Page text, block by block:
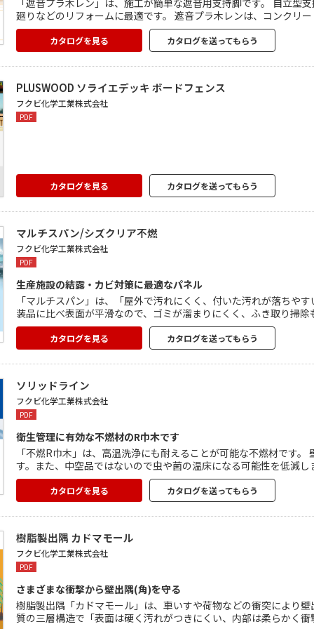
廻りなどのリフォームに最適です。 遮音プラ木レンは、コンクリートスラブに直接接着剤で固定し、 その上に床パネルを張っていき
ます。 ゴム硬度は50°と70°をご用意。使用用途に応じて遮音
カタログを見る カタログを送ってもらう
PLUSWOOD ソライエデッキ ボードフェンス
フクビ化学工業株式会社
PDF
カタログを見る カタログを送ってもらう
マルチスパン/シズクリア不燃
フクビ化学工業株式会社
PDF
生産施設の結露・カビ対策に最適なパネル
「マルチスパン」は、「屋外で汚れにくく、付いた汚れが落ちや
装品に比べ表面が平滑なので、ゴミが溜まりにくく、ふき取り掃
発生した結露水が玉にならず薄く広がり、勾配に沿って流れやす
が簡単です。 断熱性、耐食性、安全性、不燃性に優れた効果を発
カタログを見る カタログを送ってもらう
ソリッドライン
フクビ化学工業株式会社
PDF
衛生管理に有効な不燃材のR巾木です
「不燃R巾木」は、高温洗浄にも耐えることが可能な不燃材です。 壁際をRにすることで、施設の衛生管理に有効でHACCPに最適で
す。また、中空品ではないので虫や菌の温床になる可能性を低減
に比べて仕上がりが綺麗で工期が短くなるというメリットもあります。 食品工場や保冷庫、クリーンルーム等への使用に適
カタログを見る カタログを送ってもらう
樹脂製出隅 カドマモール
フクビ化学工業株式会社
PDF
さまざまな衝撃から壁出隅(角)を守る
樹脂製出隅「カドマモール」は、車いすや荷物などの衝突により
質の三層構造で「表面は硬く汚れがつきにくい、内部は柔らかく